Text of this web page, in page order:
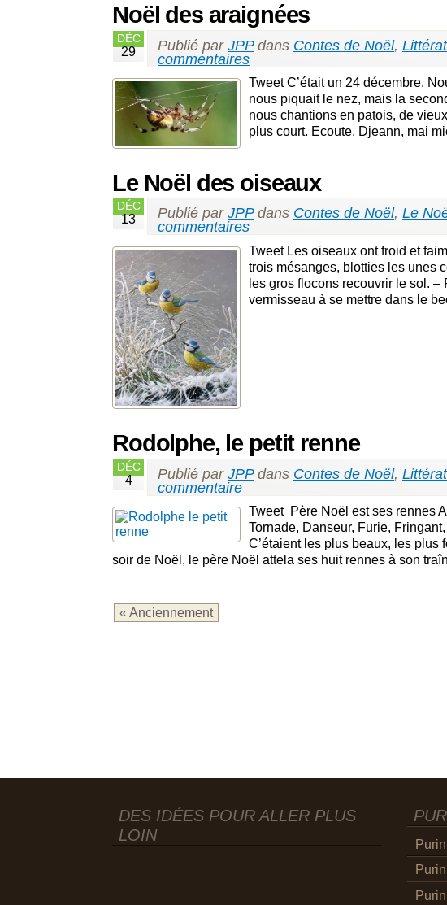
Noël des araignées
DÉC
29 Publié par JPPdans Contes de Noël,
commentaires
Tweet C’était un 24 décembre.
nous piquait le nez, mais la
nous chantions en patois, de
plus court. Ecoute,
Le Noël des oiseaux
DÉC
13 Publié par JPPdans Contes de Noël, Le
commentaires
Tweet Les oiseaux ont froid et
trois mésanges, blotties les unes
les gros flocons recouvrir le sol.
vermisseau à se mettre dans le
Rodolphe, le petit renne
DÉC
4 Publié par JPPdans Contes de Noël,
commentaire
Tweet Père Noël est ses rennes
Tornade, Danseur, Furie,
C’étaient les plus beaux, les plus
soir de Noël, le père Noël attela ses huit rennes à son
« Anciennement
DES IDÉES POUR ALLER PLUS
LOIN